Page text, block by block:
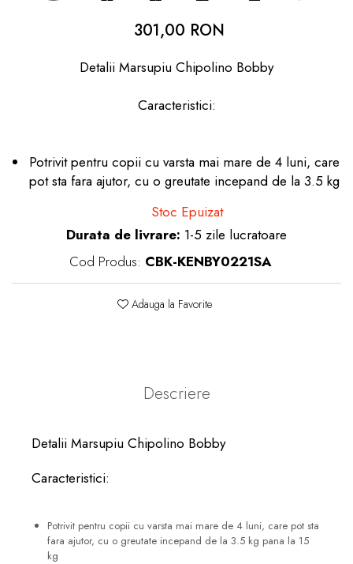
Produse îngrijire copii
Igiena copii
301,00 RON
Detalii Marsupiu Chipolino Bobby
Caracteristici:
Potrivit pentru copii cu varsta mai mare de 4 luni, care
pot sta fara ajutor, cu o greutate incepand de la 3.5 kg
Stoc Epuizat
Durata de livrare: 1-5 zile lucratoare
Cod Produs: CBK-KENBY0221SA
Adauga la Favorite
Descriere
Detalii Marsupiu Chipolino Bobby
Caracteristici:
Potrivit pentru copii cu varsta mai mare de 4 luni, care pot sta
fara ajutor, cu o greutate incepand de la 3.5 kg pana la 15
kg